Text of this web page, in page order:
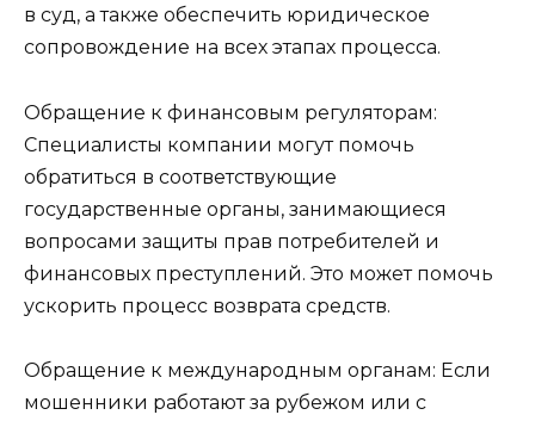
в суд, а также обеспечить юридическое
сопровождение на всех этапах процесса.
Обращение к финансовым регуляторам:
Специалисты компании могут помочь
обратиться в соответствующие
государственные органы, занимающиеся
вопросами защиты прав потребителей и
финансовых преступлений. Это может помочь
ускорить процесс возврата средств.
Обращение к международным органам: Если
мошенники работают за рубежом или с